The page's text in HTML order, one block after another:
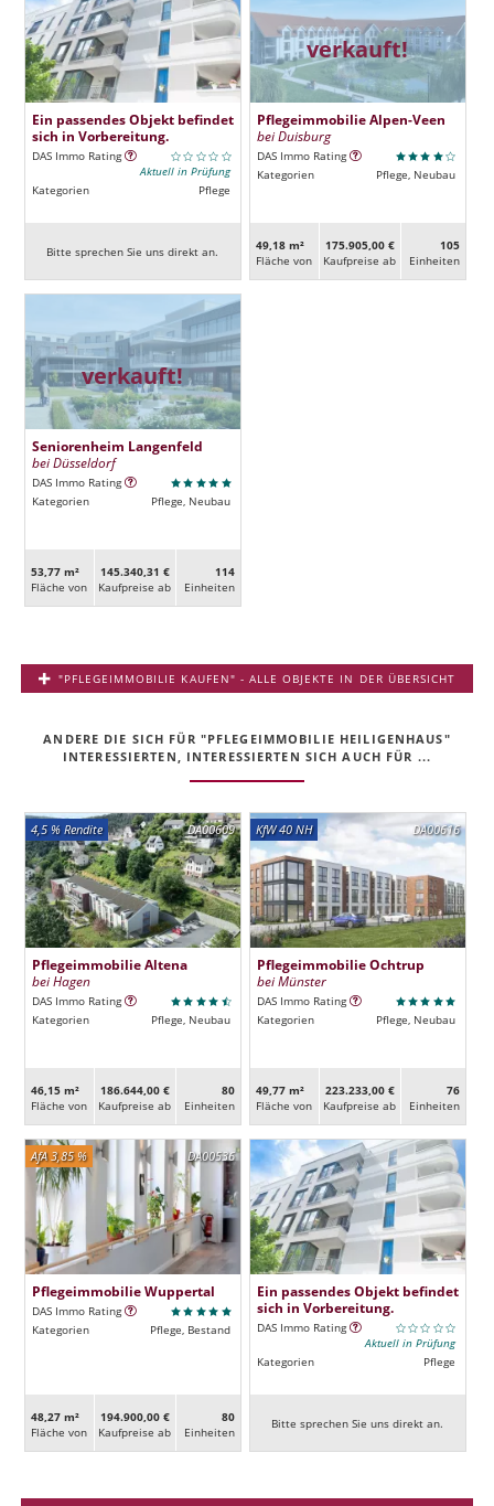
Ein passendes Objekt befindet
sich in Vorbereitung.
DAS Immo Rating
Aktuell in Prüfung
Kategorien
Pflege
Bitte sprechen Sie uns direkt an.
verkauft!
Pflegeimmobilie Alpen-Veen
bei Duisburg
DAS Immo Rating
Kategorien
Pflege, Neubau
49,18 m²
Fläche von
175.905,00 €
Kaufpreise ab
105
Ein­heiten
verkauft!
Seniorenheim Langenfeld
bei Düsseldorf
DAS Immo Rating
Kategorien
Pflege, Neubau
53,77 m²
Fläche von
145.340,31 €
Kaufpreise ab
114
Ein­heiten
"PFLEGEIMMOBILIE KAUFEN" - ALLE OBJEKTE IN DER ÜBERSICHT
ANDERE DIE SICH FÜR "PFLEGEIMMOBILIE HEILIGENHAUS"
INTERESSIERTEN, INTERESSIERTEN SICH AUCH FÜR ...
DA00609
4,5 % Rendite
Pflegeimmobilie Altena
bei Hagen
DAS Immo Rating
Kategorien
Pflege, Neubau
46,15 m²
Fläche von
186.644,00 €
Kaufpreise ab
80
Ein­heiten
DA00616
KfW 40 NH
Pflegeimmobilie Ochtrup
bei Münster
DAS Immo Rating
Kategorien
Pflege, Neubau
49,77 m²
Fläche von
223.233,00 €
Kaufpreise ab
76
Ein­heiten
DA00536
AfA 3,85 %
Pflegeimmobilie Wuppertal
DAS Immo Rating
Kategorien
Pflege, Bestand
48,27 m²
Fläche von
194.900,00 €
Kaufpreise ab
80
Ein­heiten
Ein passendes Objekt befindet
sich in Vorbereitung.
DAS Immo Rating
Aktuell in Prüfung
Kategorien
Pflege
Bitte sprechen Sie uns direkt an.